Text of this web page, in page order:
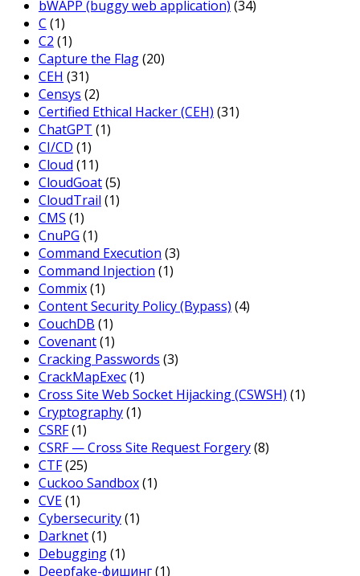
bWAPP (buggy web application) (34)
C (1)
C2 (1)
Capture the Flag(20)
CEH (31)
Censys (2)
Certified Ethical Hacker (CEH) (31)
ChatGPT (1)
CI/CD (1)
Cloud (11)
CloudGoat(5)
CloudTrail (1)
CMS (1)
CnuPG (1)
Command Execution (3)
Command Injection (1)
Commix(1)
Content Security Policy (Bypass) (4)
CouchDB (1)
Covenant(1)
Cracking Passwords (3)
CrackMapExec(1)
Cross Site Web Socket Hijacking (CSWSH) (1)
Cryptography(1)
CSRF(1)
CSRF — Cross Site Request Forgery(8)
CTF(25)
Cuckoo Sandbox(1)
CVE(1)
Cybersecurity(1)
Darknet(1)
Debugging(1)
Deepfake-фишинг(1)